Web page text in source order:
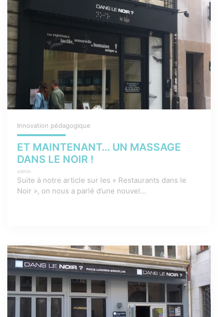
Innovation pédagogique
ET MAINTENANT… UN MASSAGE
DANS LE NOIR !
admin
Suite à notre article sur les « Restaurants dans le
Noir », on nous a parlé d’une nouvel...